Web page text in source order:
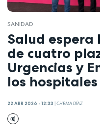
SANIDAD
Salud espera
de cuatro
Urgencias y
los
22 ABR 2026 - 12:33 |CHEMA DÍAZ